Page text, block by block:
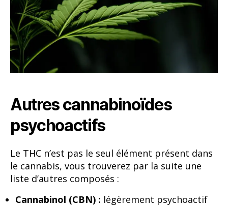
Autres cannabinoïdes
psychoactifs
Le THC n’est pas le seul élément présent dans
le cannabis, vous trouverez par la suite une
liste d’autres composés :
Cannabinol (CBN) : légèrement psychoactif